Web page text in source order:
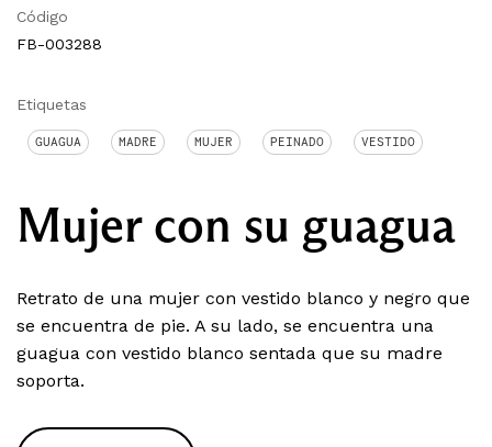
Código
FB-003288
Etiquetas
GUAGUA MADRE MUJER PEINADO VESTIDO
Mujer con su guagua
Retrato de una mujer con vestido blanco y negro que
se encuentra de pie. A su lado, se encuentra una
guagua con vestido blanco sentada que su madre
soporta.